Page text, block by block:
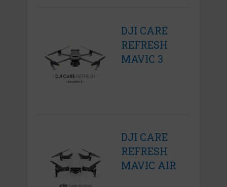
DJI CARE
REFRESH
MAVIC 3
DJI CARE
REFRESH
MAVIC AIR